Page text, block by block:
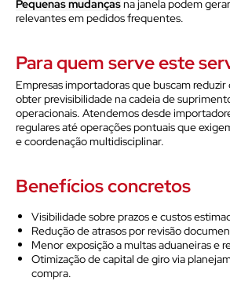
Pequenas mudançasna janela podem
relevantes em pedidos frequentes.
Para quem serve este
Empresas importadoras que buscam reduzir
obter previsibilidade na cadeia de
operacionais. Atendemos desde
regulares até operações pontuais que
e coordenação multidisciplinar.
Benefícios concretos
Visibilidade sobre prazos e custos
Redução de atrasos por revisão
Menor exposição a multas aduaneiras e
Otimização de capital de giro via
compra.